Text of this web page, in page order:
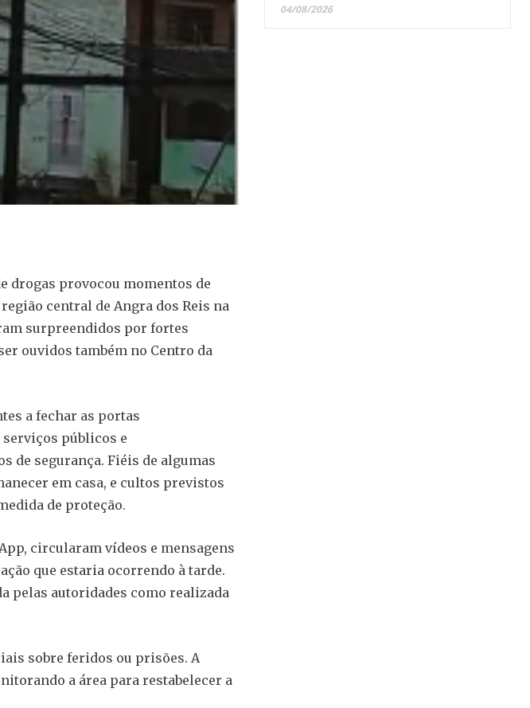
drogas provocou momentos de
central de Angra dos Reis na
surpreendidos por fortes
ouvidos também no Centro da
a fechar as portas
públicos e
de segurança. Fiéis de algumas
em casa, e cultos previstos
de proteção.
circularam vídeos e mensagens
que estaria ocorrendo à tarde.
pelas autoridades como realizada
sobre feridos ou prisões. A
a área para restabelecer a
04/08/2026